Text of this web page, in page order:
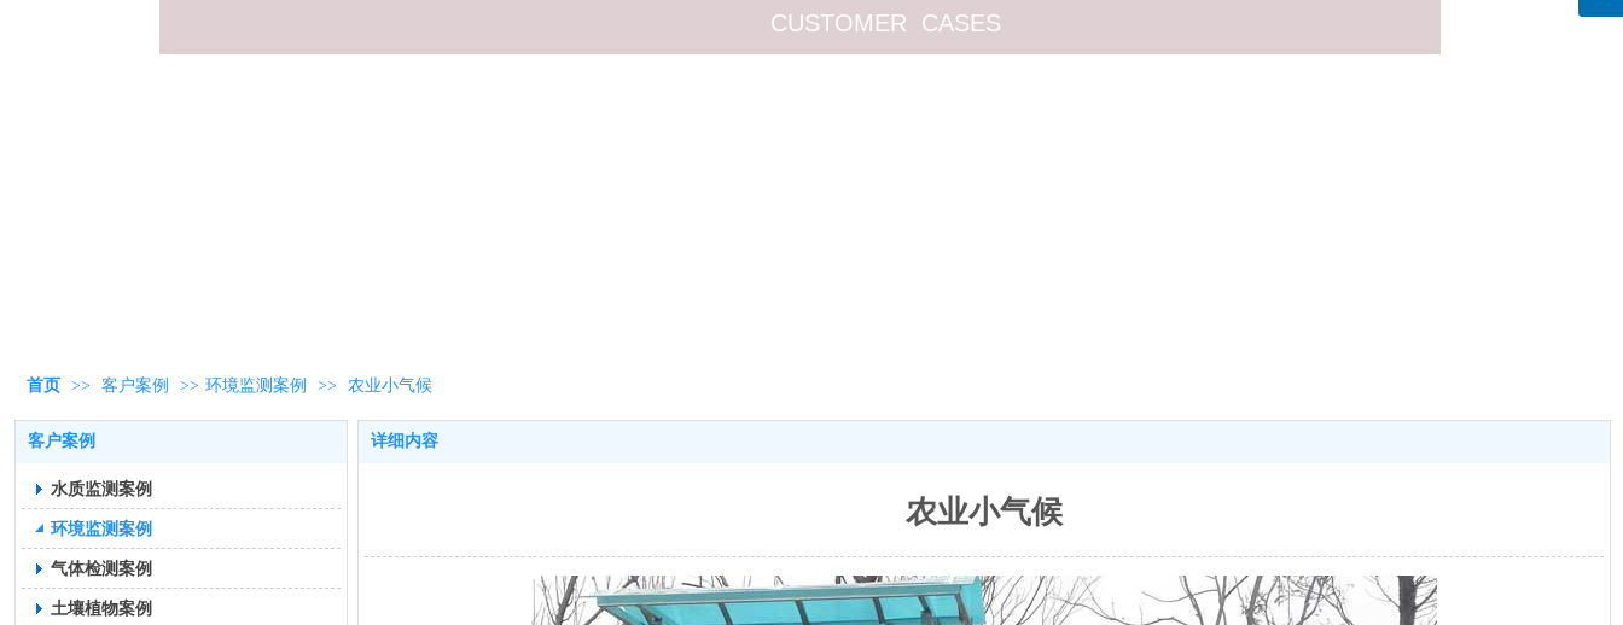
CUSTOMER CASES
首页 >> 客户案例 >> 环境监测案例 >> 农业小气候
客户案例
水质监测案例
环境监测案例
气体检测案例
土壤植物案例
详细内容
农业小气候